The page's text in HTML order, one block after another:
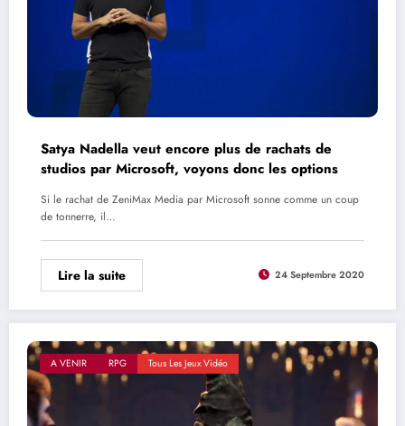
Satya Nadella veut encore plus de rachats de
studios par Microsoft, voyons donc les options
Si le rachat de ZeniMax Media par Microsoft sonne comme un coup
de tonnerre, il…
Lire la suite 24 Septembre 2020
A VENIR RPG Tous Les Jeux Vidéo